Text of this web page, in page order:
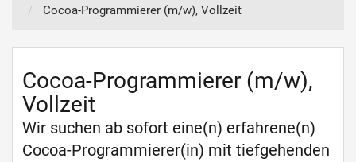
Cocoa-Programmierer (m/w), Vollzeit
Cocoa-Programmierer (m/w),
Vollzeit
Wir suchen ab sofort eine(n) erfahrene(n)
Cocoa-Programmierer(in) mit tiefgehenden